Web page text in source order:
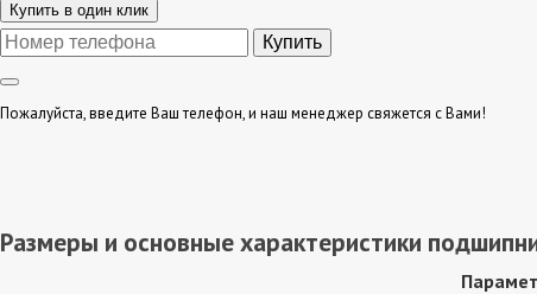
Купить в один клик
Пожалуйста, введите Ваш телефон, и наш менеджер свяжется с Вами!
Размеры и основные характеристики